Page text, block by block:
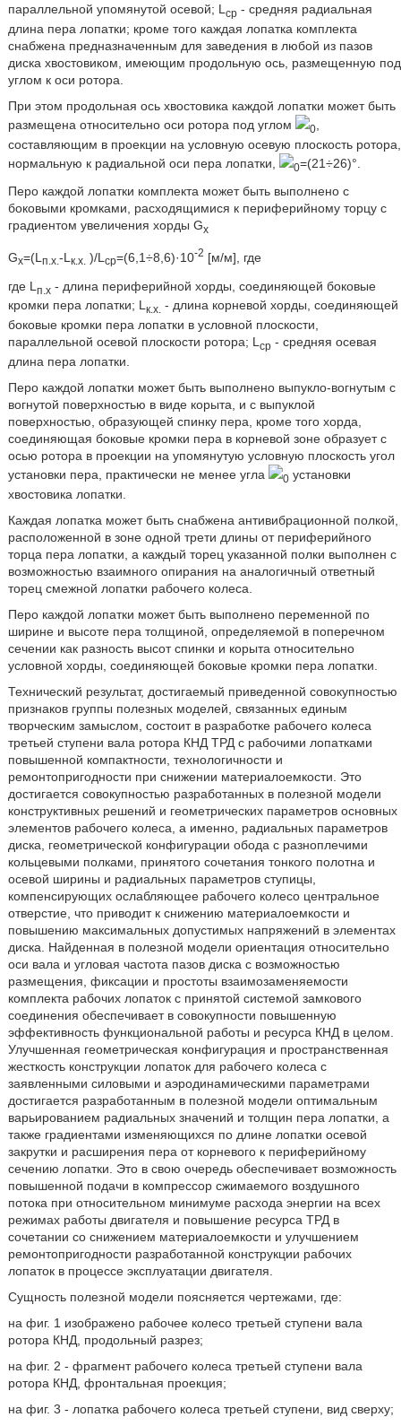
параллельной упомянутой осевой; L ср - средняя радиальная
длина пера лопатки; кроме того каждая лопатка комплекта
снабжена предназначенным для заведения в любой из пазов
диска хвостовиком, имеющим продольную ось, размещенную под
углом к оси ротора.
При этом продольная ось хвостовика каждой лопатки может быть
размещена относительно оси ротора под углом
0,
составляющим в проекции на условную осевую плоскость ротора,
нормальную к радиальной оси пера лопатки,
0=(21÷26)°.
Перо каждой лопатки комплекта может быть выполнено с
боковыми кромками, расходящимися к периферийному торцу с
градиентом увеличения хорды Gх
Gх=(L п.х.-L к.х. )/L ср=(6,1÷8,6)·10-2 [м/м], где
где L п.х- длина периферийной хорды, соединяющей боковые
кромки пера лопатки; Lк.х. - длина корневой хорды, соединяющей
боковые кромки пера лопатки в условной плоскости,
параллельной осевой плоскости ротора; Lср - средняя осевая
длина пера лопатки.
Перо каждой лопатки может быть выполнено выпукло-вогнутым с
вогнутой поверхностью в виде корыта, и с выпуклой
поверхностью, образующей спинку пера, кроме того хорда,
соединяющая боковые кромки пера в корневой зоне образует с
осью ротора в проекции на упомянутую условную плоскость угол
установки пера, практически не менее угла
0установки
хвостовика лопатки.
Каждая лопатка может быть снабжена антивибрационной полкой,
расположенной в зоне одной трети длины от периферийного
торца пера лопатки, а каждый торец указанной полки выполнен с
возможностью взаимного опирания на аналогичный ответный
торец смежной лопатки рабочего колеса.
Перо каждой лопатки может быть выполнено переменной по
ширине и высоте пера толщиной, определяемой в поперечном
сечении как разность высот спинки и корыта относительно
условной хорды, соединяющей боковые кромки пера лопатки.
Технический результат, достигаемый приведенной совокупностью
признаков группы полезных моделей, связанных единым
творческим замыслом, состоит в разработке рабочего колеса
третьей ступени вала ротора КНД ТРД с рабочими лопатками
повышенной компактности, технологичности и
ремонтопригодности при снижении материалоемкости. Это
достигается совокупностью разработанных в полезной модели
конструктивных решений и геометрических параметров основных
элементов рабочего колеса, а именно, радиальных параметров
диска, геометрической конфигурации обода с разноплечими
кольцевыми полками, принятого сочетания тонкого полотна и
осевой ширины и радиальных параметров ступицы,
компенсирующих ослабляющее рабочего колесо центральное
отверстие, что приводит к снижению материалоемкости и
повышению максимальных допустимых напряжений в элементах
диска. Найденная в полезной модели ориентация относительно
оси вала и угловая частота пазов диска с возможностью
размещения, фиксации и простоты взаимозаменяемости
комплекта рабочих лопаток с принятой системой замкового
соединения обеспечивает в совокупности повышенную
эффективность функциональной работы и ресурса КНД в целом.
Улучшенная геометрическая конфигурация и пространственная
жесткость конструкции лопаток для рабочего колеса с
заявленными силовыми и аэродинамическими параметрами
достигается разработанным в полезной модели оптимальным
варьированием радиальных значений и толщин пера лопатки, а
также градиентами изменяющихся по длине лопатки осевой
закрутки и расширения пера от корневого к периферийному
сечению лопатки. Это в свою очередь обеспечивает возможность
повышенной подачи в компрессор сжимаемого воздушного
потока при относительном минимуме расхода энергии на всех
режимах работы двигателя и повышение ресурса ТРД в
сочетании со снижением материалоемкости и улучшением
ремонтопригодности разработанной конструкции рабочих
лопаток в процессе эксплуатации двигателя.
Сущность полезной модели поясняется чертежами, где:
на фиг. 1 изображено рабочее колесо третьей ступени вала
ротора КНД, продольный разрез;
на фиг. 2 - фрагмент рабочего колеса третьей ступени вала
ротора КНД, фронтальная проекция;
на фиг. 3 - лопатка рабочего колеса третьей ступени, вид сверху;